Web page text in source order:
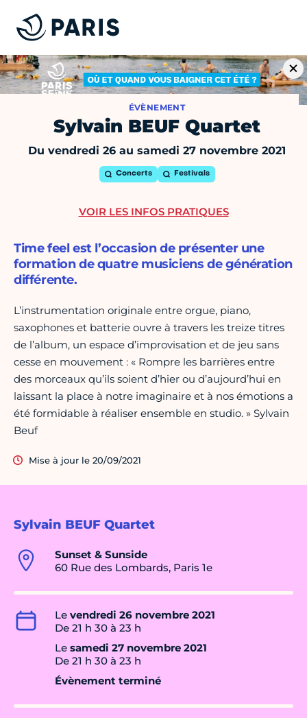
ÉVÈNEMENT
Sylvain BEUF Quartet
Du vendredi 26 au samedi 27 novembre 2021
Concerts Festivals
Sylvain BEUF Quartet
Sunset & Sunside
60 Rue des Lombards, Paris 1e
Le vendredi 26 novembre 2021
De 21 h 30 à 23 h
Le samedi 27 novembre 2021
De 21 h 30 à 23 h
Évènement terminé
Time feel est l’occasion de présenter une
formation de quatre musiciens de génération
différente.
L’instrumentation originale entre orgue, piano,
saxophones et batterie ouvre à travers les treize titres
de l’album, un espace d’improvisation et de jeu sans
cesse en mouvement : « Rompre les barrières entre
des morceaux qu’ils soient d’hier ou d’aujourd’hui en
laissant la place à notre imaginaire et à nos émotions a
été formidable à réaliser ensemble en studio. » Sylvain
Beuf
Mise à jour le 20/09/2021
VOIR LES INFOS PRATIQUES